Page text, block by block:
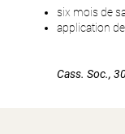
six mois de
application
Cass. Soc.,